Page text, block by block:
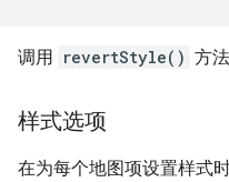
调用 revertStyle() 方
样式选项
在为每个地图项设置样式